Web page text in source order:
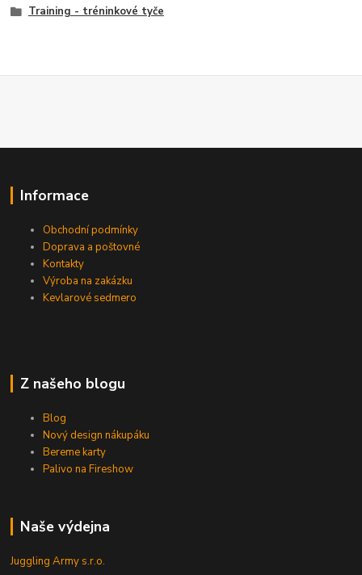
Training - tréninkové tyče
Informace
Obchodní podmínky
Doprava a poštovné
Kontakty
Výroba na zakázku
Kevlarové sedmero
Z našeho blogu
Blog
Nový design nákupáku
Bereme karty
Palivo na Fireshow
Naše výdejna
Juggling Army s.r.o.